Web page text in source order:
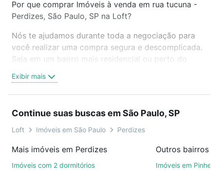
Por que comprar Imóveis à venda em rua tucuna -
Perdizes, São Paulo, SP na Loft?
Nós te ajudamos durante toda a negociação para
você realizar uma compra segura e descomplicada.
Seja em um bairro mais residencial ou perto do
oferta ideal de Imóveis à venda em rua tucuna -
Perdizes, São Paulo, SP para conquistar seu sonho.
é grátis, sem compromisso e você ainda conta com
mais de 46 mil corretores e imobiliárias te ajudando
Como escolher um imóvel?
Exibir mais
Continue suas buscas em São Paulo, SP
Loft Imóveis em São Paulo Perdizes
Mais imóveis em Perdizes
Imóveis com 2 dormitórios
Outros bairros
Imóveis em